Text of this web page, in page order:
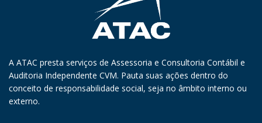
A ATAC presta serviços de Assessoria e Consultoria Contábil e
Auditoria Independente CVM. Pauta suas ações dentro do
conceito de responsabilidade social, seja no âmbito interno ou
externo.